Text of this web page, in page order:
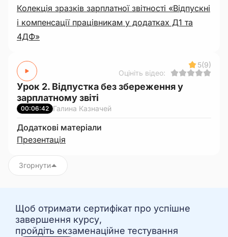
Колекція зразків зарплатної звітності «Відпускні
і компенсації працівникам у додатках Д1 та
4ДФ»
5(9)
Оцініть відео:
Урок 2. Відпустка без збереження у
зарплатному звіті
00:06:42 Галина Казначей
Додаткові матеріали
Презентація
Згорнути
Щоб отримати сертифікат про успішне
завершення курсу,
пройдіть екзаменаційне тестування